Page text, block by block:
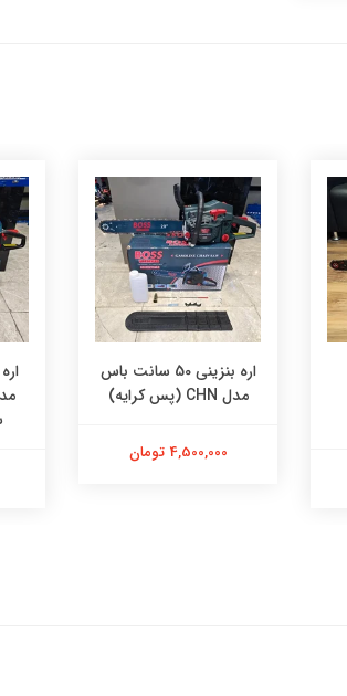
اره بنزینی 50 سانت باس
مدل CHN (پس کرایه)
4,500,000 تومان